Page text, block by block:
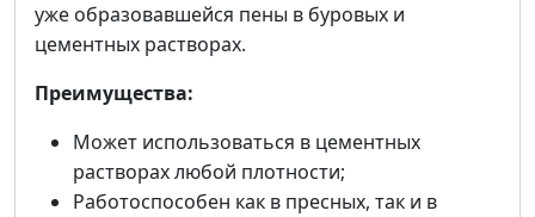
уже образовавшейся пены в буровых и
цементных растворах.
Преимущества:
Может использоваться в цементных
растворах любой плотности;
Работоспособен как в пресных, так и в